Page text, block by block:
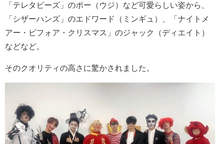
「テレタビーズ」のポー（ウジ）など可愛らしい姿から、
「シザーハンズ」のエドワード（ミンギュ）、「ナイトメ
アー・ビフォア・クリスマス」のジャック（ディエイト）
などなど。
そのクオリティの高さに驚かされました。